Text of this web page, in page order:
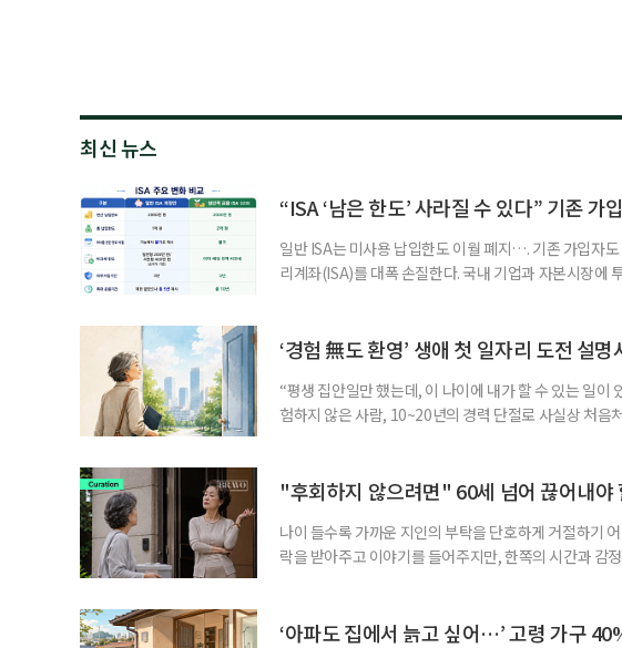
최신 뉴스
“ISA ‘남은 한도’ 사라질 수 있다” 기존 가
일반 ISA는 미사용 납입한도 이월 폐지…. 기존 가입자
리계좌(ISA)를 대폭 손질한다. 국내 기업과 자본시장에
기 때문이다. 지난 3일 발표된 세제개편안이 국회 통과 후
‘경험 無도 환영’ 생애 첫 일자리 도전 설명
“평생 집안일만 했는데, 이 나이에 내가 할 수 있는 일이
험하지 않은 사람, 10~20년의 경력 단절로 사실상 처음
경험이 풍부한 고령자는 중요한 국가 자원이다. 박경하
"후회하지 않으려면" 60세 넘어 끊어내야
나이 들수록 가까운 지인의 부탁을 단호하게 거절하기
락을 받아주고 이야기를 들어주지만, 한쪽의 시간과 감
게 여기며, 거절하는 순간 태도를 바꾸는 행동도 건강한
‘아파도 집에서 늙고 싶어…’ 고령 가구